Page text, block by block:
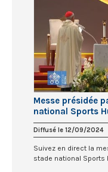
Messe présidée
national Sports
Diffusé le 12/09/2024
Suivez en direct la
stade national Sports